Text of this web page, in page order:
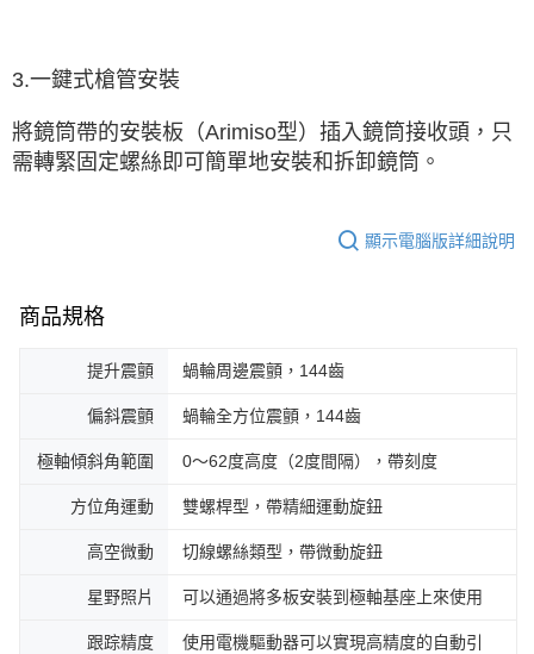
3.一鍵式槍管安裝
將鏡筒帶的安裝板（Arimiso型）插入鏡筒接收頭，只
需轉緊固定螺絲即可簡單地安裝和拆卸鏡筒。
顯示電腦版詳細說明
商品規格
提升震顫 蝸輪周邊震顫，144齒
偏斜震顫 蝸輪全方位震顫，144齒
極軸傾斜角範圍 0～62度高度（2度間隔），帶刻度
方位角運動 雙螺桿型，帶精細運動旋鈕
高空微動 切線螺絲類型，帶微動旋鈕
星野照片 可以通過將多板安裝到極軸基座上來使用
跟踪精度
使用電機驅動器可以實現高精度的自動引